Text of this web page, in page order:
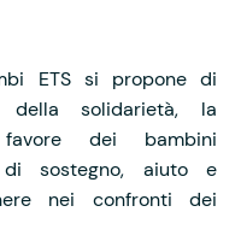
ETS si propone di
della solidarietà, la
dei bambini
sostegno, aiuto e
nei confronti dei